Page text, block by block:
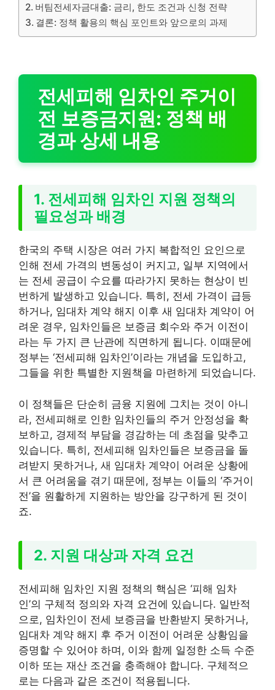
버팀전세자금대출: 금리, 한도 조건과 신청 전략
결론: 정책 활용의 핵심 포인트와 앞으로의 과제
전세피해 임차인 주거이
전 보증금지원: 정책 배
경과 상세 내용
1. 전세피해 임차인 지원 정책의
필요성과 배경
한국의 주택 시장은 여러 가지 복합적인 요인으로
인해 전세 가격의 변동성이 커지고, 일부 지역에서
는 전세 공급이 수요를 따라가지 못하는 현상이 빈
번하게 발생하고 있습니다. 특히, 전세 가격이 급등
하거나, 임대차 계약 해지 이후 새 임대차 계약이 어
려운 경우, 임차인들은 보증금 회수와 주거 이전이
라는 두 가지 큰 난관에 직면하게 됩니다. 이때문에
정부는 ‘전세피해 임차인’이라는 개념을 도입하고,
그들을 위한 특별한 지원책을 마련하게 되었습니다.
이 정책들은 단순히 금융 지원에 그치는 것이 아니
라, 전세피해로 인한 임차인들의 주거 안정성을 확
보하고, 경제적 부담을 경감하는 데 초점을 맞추고
있습니다. 특히, 전세피해 임차인들은 보증금을 돌
려받지 못하거나, 새 임대차 계약이 어려운 상황에
서 큰 어려움을 겪기 때문에, 정부는 이들의 ‘주거이
전’을 원활하게 지원하는 방안을 강구하게 된 것이
죠.
2. 지원 대상과 자격 요건
전세피해 임차인 지원 정책의 핵심은 ‘피해 임차
인’의 구체적 정의와 자격 요건에 있습니다. 일반적
으로, 임차인이 전세 보증금을 반환받지 못하거나,
임대차 계약 해지 후 주거 이전이 어려운 상황임을
증명할 수 있어야 하며, 이와 함께 일정한 소득 수준
이하 또는 재산 조건을 충족해야 합니다. 구체적으
로는 다음과 같은 조건이 적용됩니다.